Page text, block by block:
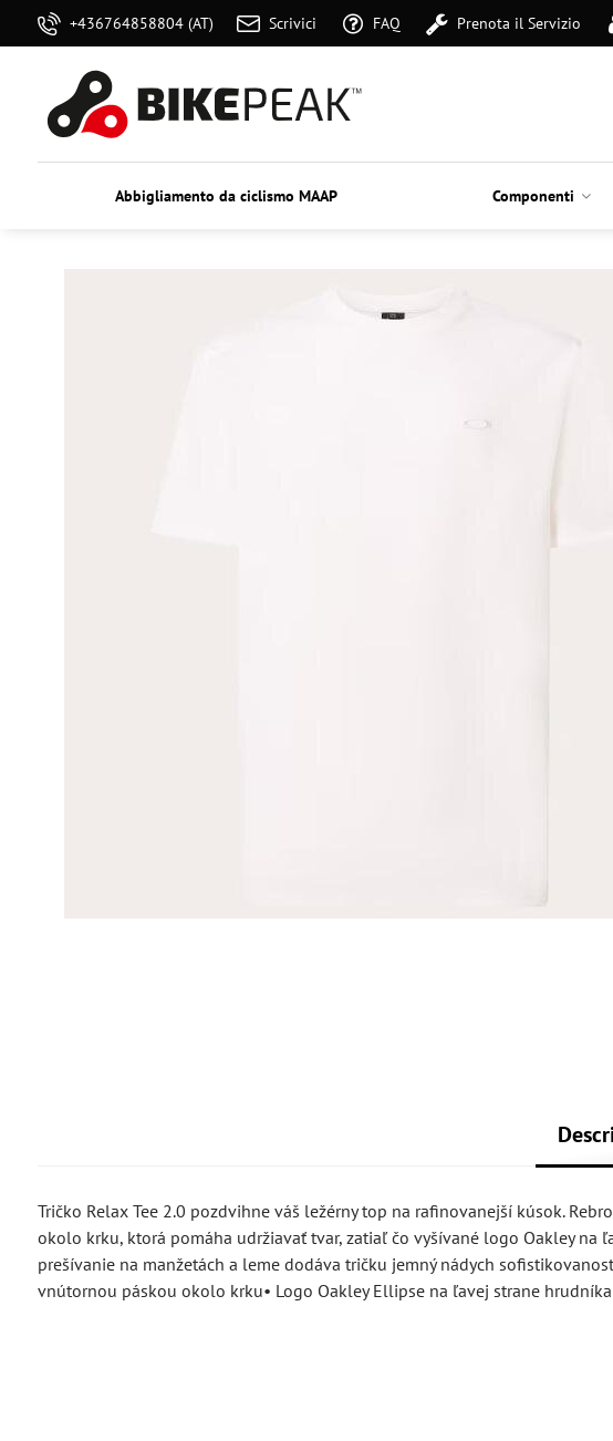
+436764858804 (AT) Scrivici FAQ Prenota il Servizio
Abbigliamento da ciclismo MAAP Componenti
Tričko Relax Tee 2.0 pozdvihne váš ležérny top na rafinovanejší kúsok.
okolo krku, ktorá pomáha udržiavať tvar, zatiaľ čo vyšívané logo Oakley na
prešívanie na manžetách a leme dodáva tričku jemný nádych
vnútornou páskou okolo krku• Logo Oakley Ellipse na ľavej strane